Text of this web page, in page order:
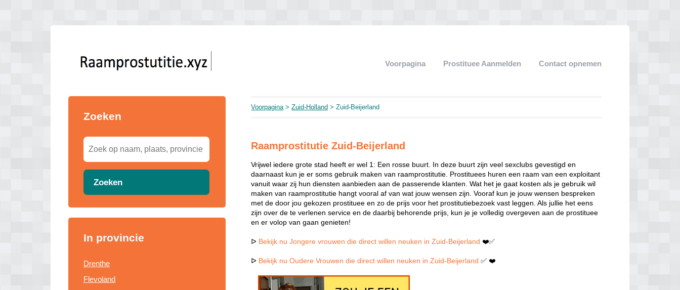
Voorpagina Prostituee Aanmelden Contact opnemen
Zoeken
Zoeken
In provincie
Drenthe
Flevoland
Voorpagina>Zuid-Holland > Zuid-Beijerland
Raamprostitutie Zuid-Beijerland
Vrijwel iedere grote stad heeft er wel 1: Een rosse buurt. In deze buurt zijn veel sexclubs gevestigd en
daarnaast kun je er soms gebruik maken van raamprostitutie. Prostituees huren een raam van een exploitant
vanuit waar zij hun diensten aanbieden aan de passerende klanten. Wat het je gaat kosten als je gebruik wil
maken van raamprostitutie hangt vooral af van wat jouw wensen zijn. Vooraf kun je jouw wensen bespreken
met de door jou gekozen prostituee en zo de prijs voor het prostitutiebezoek vast leggen. Als jullie het eens
zijn over de te verlenen service en de daarbij behorende prijs, kun je je volledig overgeven aan de prostituee
en er volop van gaan genieten!
ᐅ Bekijk nu Jongere vrouwen die direct willen neuken in Zuid-Beijerland ❤️✅
ᐅ Bekijk nu Oudere Vrouwen die direct willen neuken in Zuid-Beijerland ✅ ❤️